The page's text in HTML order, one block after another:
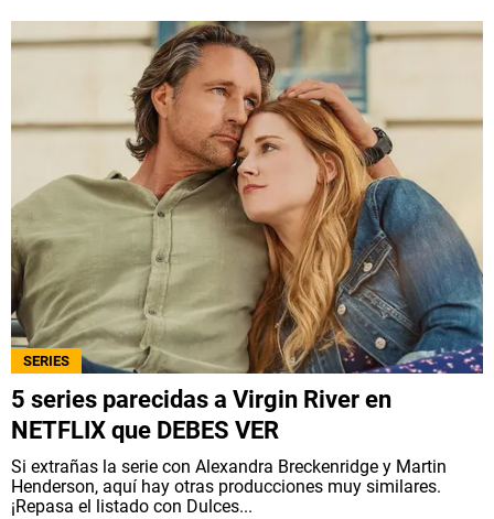
SERIES
5 series parecidas a Virgin River en
NETFLIX que DEBES VER
Si extrañas la serie con Alexandra Breckenridge y Martin
Henderson, aquí hay otras producciones muy similares.
¡Repasa el listado con Dulces...